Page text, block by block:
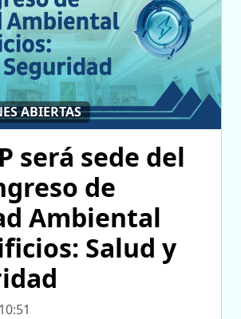
ABIERTAS
será sede del
de
Ambiental
Salud y